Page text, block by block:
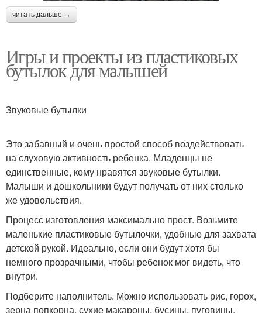
читать дальше →
Игры и проекты из пластиковых
бутылок для малышей
Звуковые бутылки
Это забавный и очень простой способ воздействовать
на слуховую активность ребенка. Младенцы не
единственные, кому нравятся звуковые бутылки.
Малыши и дошкольники будут получать от них столько
же удовольствия.
Процесс изготовления максимально прост. Возьмите
маленькие пластиковые бутылочки, удобные для захвата
детской рукой. Идеально, если они будут хотя бы
немного прозрачными, чтобы ребенок мог видеть, что
внутри.
Подберите наполнитель. Можно использовать рис, горох,
зерна попкорна, сухие макароны, бусины, пуговицы,